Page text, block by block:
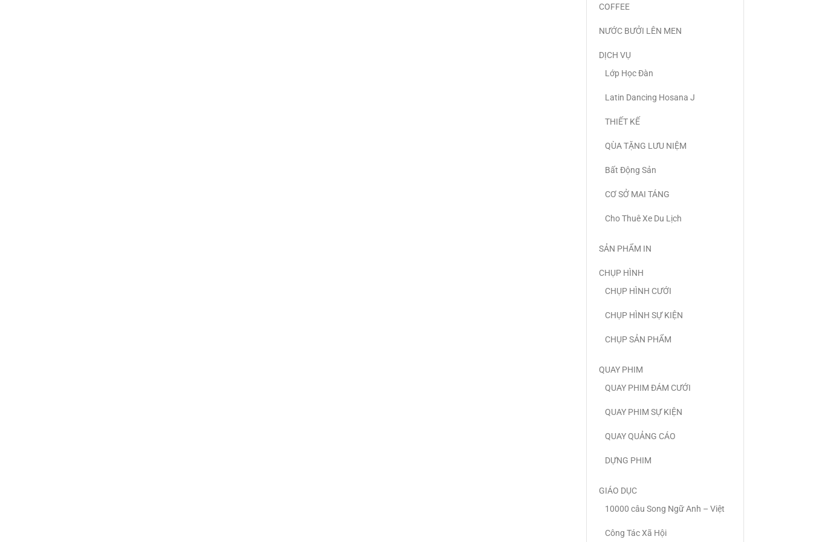
COFFEE
NƯỚC BƯỞI LÊN MEN
DỊCH VỤ
Lớp Học Đàn
Latin Dancing Hosana J
THIẾT KẾ
QÙA TẶNG LƯU NIỆM
Bất Động Sản
CƠ SỞ MAI TÁNG
Cho Thuê Xe Du Lịch
SẢN PHẨM IN
CHỤP HÌNH
CHỤP HÌNH CƯỚI
CHỤP HÌNH SỰ KIỆN
CHỤP SẢN PHẨM
QUAY PHIM
QUAY PHIM ĐÁM CƯỚI
QUAY PHIM SỰ KIỆN
QUAY QUẢNG CÁO
DỰNG PHIM
GIÁO DỤC
10000 câu Song Ngữ Anh – Việt
Công Tác Xã Hội